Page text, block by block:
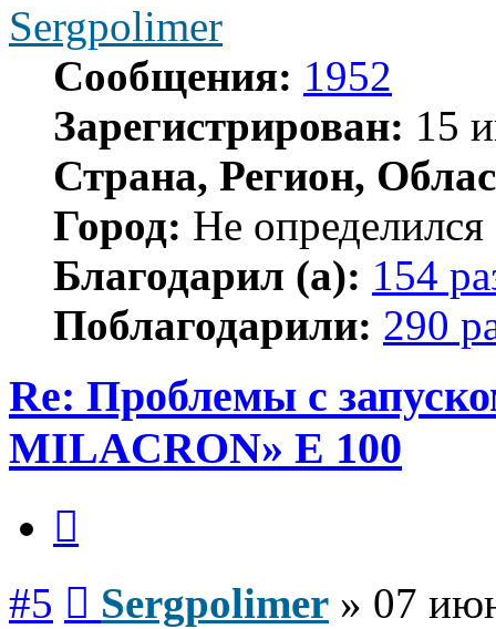
Sergpolimer
Сообщения: 1952
Зарегистрирован: 15
Страна, Регион,
Город: Не определился
Благодарил (а): 154
Поблагодарили: 290
Re: Проблемы с
MILACRON» E 100
#5 Sergpolimer » 07